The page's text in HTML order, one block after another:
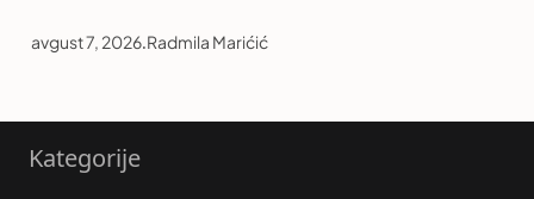
avgust 7, 2026.Radmila Marićić
Kategorije